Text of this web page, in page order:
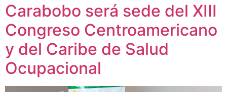
Carabobo será sede del XIII
Congreso Centroamericano
y del Caribe de Salud
Ocupacional